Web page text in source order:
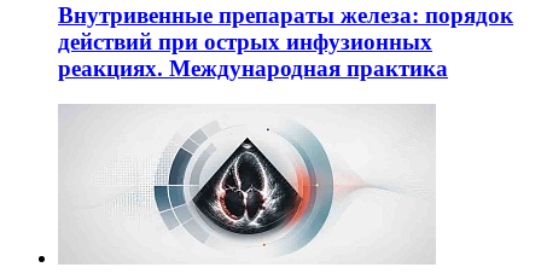
Внутривенные препараты железа: порядок
действий при острых инфузионных
реакциях. Международная практика